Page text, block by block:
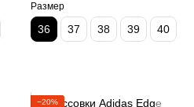
Размер
36 37 38 39 40
−20%